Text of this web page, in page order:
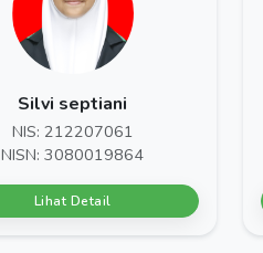
Silvi septiani
NIS: 212207061
NISN: 3080019864
Lihat Detail